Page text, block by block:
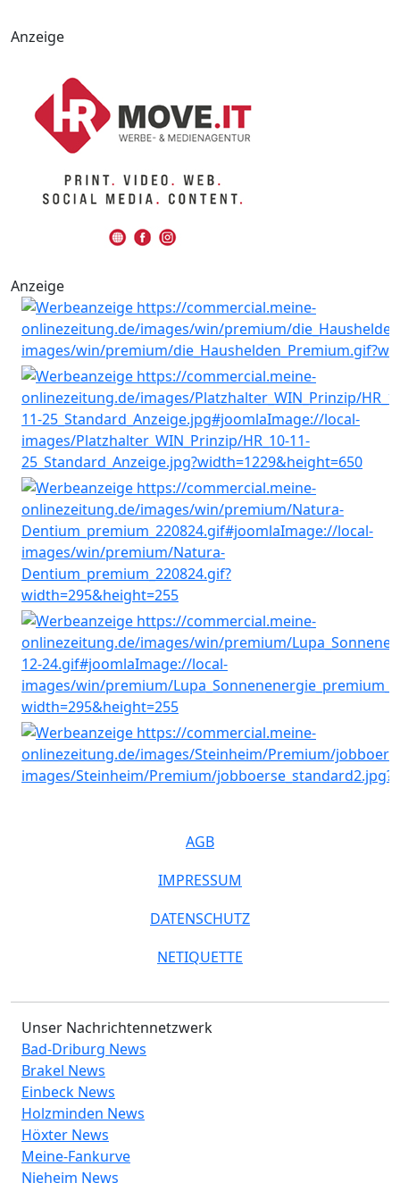
Anzeige
Anzeige
AGB
IMPRESSUM
DATENSCHUTZ
NETIQUETTE
Unser Nachrichtennetzwerk
Bad-Driburg News
Brakel News
Einbeck News
Holzminden News
Höxter News
Meine-Fankurve
Nieheim News